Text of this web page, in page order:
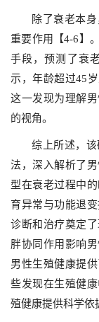
除了衰老本
重要作用【4-6】
手段，预测了衰
示，年龄超过45
这一发现为理解
的视角。
综上所述，
法，深入解析了
型在衰老过程中
育异常与功能退
诊断和治疗奠定
胖协同作用影响
男性生殖健康提
些发现在生殖健
殖健康提供科学依